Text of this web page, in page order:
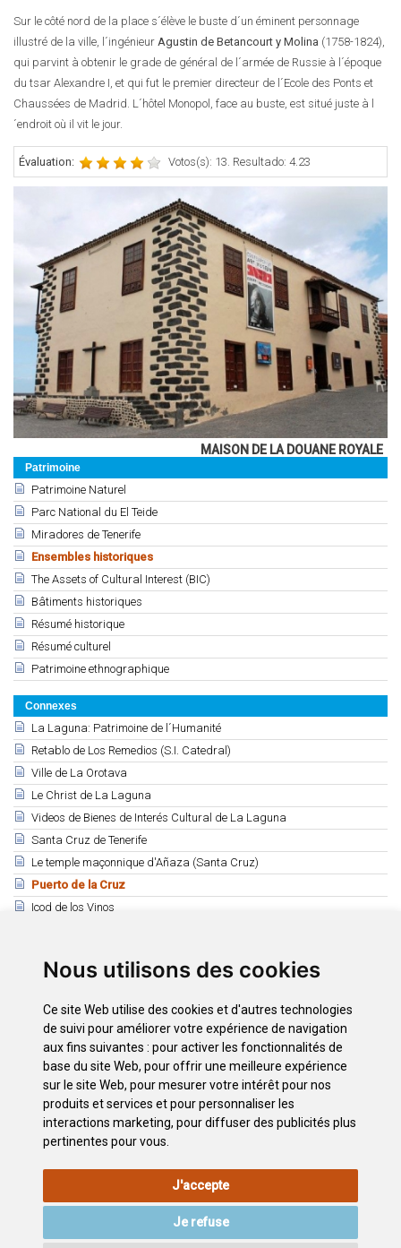
Nous utilisons des cookies
Ce site Web utilise des cookies et d'autres technologies
de suivi pour améliorer votre expérience de navigation
aux fins suivantes : pour activer les fonctionnalités de
base du site Web, pour offrir une meilleure expérience
sur le site Web, pour mesurer votre intérêt pour nos
produits et services et pour personnaliser les
interactions marketing, pour diffuser des publicités plus
pertinentes pour vous
J'accepte
Je refuse
Patrimoine
Patrimoine Naturel
Parc National du El Teide
Miradores de Tenerife
Ensembles historiques
The Assets of Cultural Interest (BIC)
Bâtiments historiques
Résumé historique
Résumé culturel
Patrimoine ethnographique
Connexes
La Laguna: Patrimoine de l´Humanité
Retablo de Los Remedios (S.I. Catedral)
Ville de La Orotava
Le Christ de La Laguna
Videos de Bienes de Interés Cultural de La Laguna
Santa Cruz de Tenerife
Le temple maçonnique d'Añaza (Santa Cruz)
Puerto de la Cruz
Icod de los Vinos
Garachico: Lieux d'intérêt
Téléchargements
Hommage à la femme pêcheur
Peña de Francia
Sur le côté nord de la place s´élève le buste d´un éminent personnage
illustré de la ville, l´ingénieur Agustin de Betancourt y Molina (1758-1824),
qui parvint à obtenir le grade de général de l´armée de Russie à l´époque
du tsar Alexandre I, et qui fut le premier directeur de l´Ecole des Ponts et
Chaussées de Madrid. L´hôtel Monopol, face au buste, est situé juste à l
´endroit où il vit le jour.
Évaluation: Votos(s): 13. Resultado: 4.23
MAISON DE LA DOUANE ROYALE
POLITIQUE
COOKIES
CONFIDENTIALITÉ
ACCESSIBILITÉ CONTACTEZ